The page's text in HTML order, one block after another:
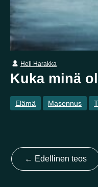
Turvallisuus
Vääryys
Veistos
Viha
Kotimaa
Suomi Australia
Heli Harakka
Kuka minä
Elämä Masennus
← Edellinen teos